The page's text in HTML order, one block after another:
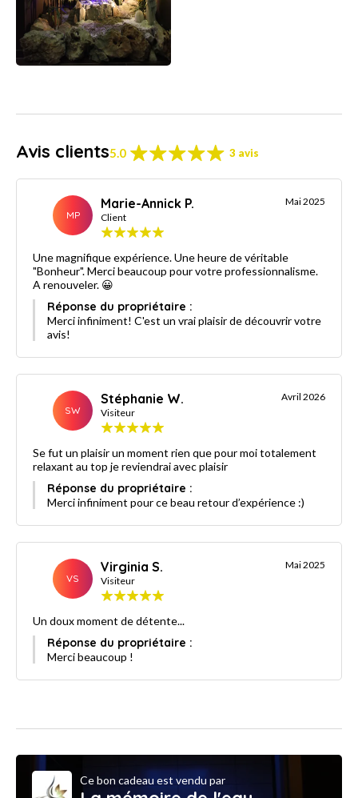
Avis clients5.0 3 avis
MP
Marie-Annick P.
Client
Mai 2025
Une magnifique expérience. Une heure de véritable
"Bonheur". Merci beaucoup pour votre professionnalisme.
A renouveler. 😀
Réponse du propriétaire :
Merci infiniment! C'est un vrai plaisir de découvrir votre
avis!
SW
Stéphanie W.
Visiteur
Avril 2026
Se fut un plaisir un moment rien que pour moi totalement
relaxant au top je reviendrai avec plaisir
Réponse du propriétaire :
Merci infiniment pour ce beau retour d’expérience :)
VS
Virginia S.
Visiteur
Mai 2025
Un doux moment de détente...
Réponse du propriétaire :
Merci beaucoup !
Ce bon cadeau est vendu par